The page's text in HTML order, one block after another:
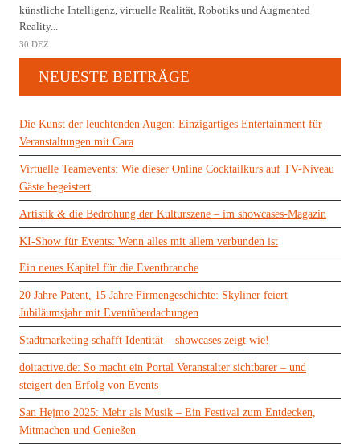
künstliche Intelligenz, virtuelle Realität, Robotiks und Augmented
Reality...
30 DEZ.
NEUESTE BEITRÄGE
Die Kunst der leuchtenden Augen: Einzigartiges Entertainment für
Veranstaltungen mit Cara
Virtuelle Teamevents: Wie dieser Online Cocktailkurs auf TV-Niveau
Gäste begeistert
Artistik & die Bedrohung der Kulturszene – im showcases-Magazin
KI-Show für Events: Wenn alles mit allem verbunden ist
Ein neues Kapitel für die Eventbranche
20 Jahre Patent, 15 Jahre Firmengeschichte: Skyliner feiert
Jubiläumsjahr mit Eventüberdachungen
Stadtmarketing schafft Identität – showcases zeigt wie!
doitactive.de: So macht ein Portal Veranstalter sichtbarer – und
steigert den Erfolg von Events
San Hejmo 2025: Mehr als Musik – Ein Festival zum Entdecken,
Mitmachen und Genießen